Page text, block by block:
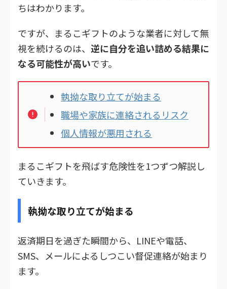
ちはわかります。
ですが、まるこギフトのような業者に対して無
視を続けるのは、 逆に自分を追い詰める結果に
なる可能性が高いです。
執拗な取り立てが始まる
職場や家族に連絡されるリスク
個人情報が悪用される
まるこギフトを飛ばす危険性を1つずつ解説し
ていきます。
執拗な取り立てが始まる
返済期日を過ぎた瞬間から、LINEや電話、
SMS、メールによるしつこい督促連絡が始まり
ます。